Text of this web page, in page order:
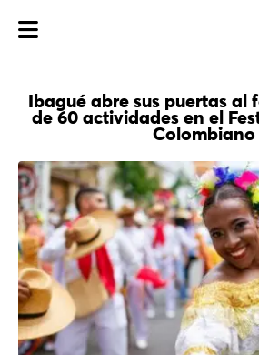
Ibagué abre sus puertas al
de 60 actividades en el
Colombiano